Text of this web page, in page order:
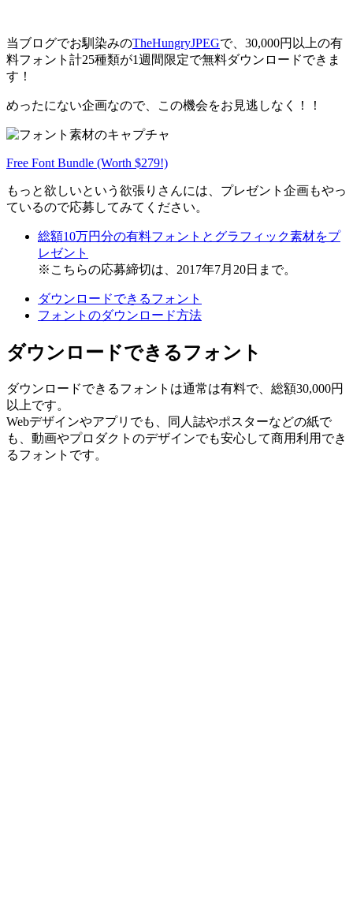
当ブログでお馴染みのTheHungryJPEGで、30,000円以上の有
料フォント計25種類が1週間限定で無料ダウンロードできま
す！
めったにない企画なので、この機会をお見逃しなく！！
Free Font Bundle (Worth $279!)
もっと欲しいという欲張りさんには、プレゼント企画もやっ
ているので応募してみてください。
総額10万円分の有料フォントとグラフィック素材をプ
レゼント
※こちらの応募締切は、2017年7月20日まで。
ダウンロードできるフォント
フォントのダウンロード方法
ダウンロードできるフォント
ダウンロードできるフォントは通常は有料で、総額30,000円
以上です。
Webデザインやアプリでも、同人誌やポスターなどの紙で
も、動画やプロダクトのデザインでも安心して商用利用でき
るフォントです。